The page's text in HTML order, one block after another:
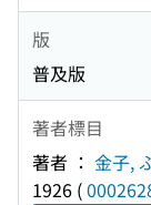
版
普及版
著者標目
著者 ： 金子,
1926 (